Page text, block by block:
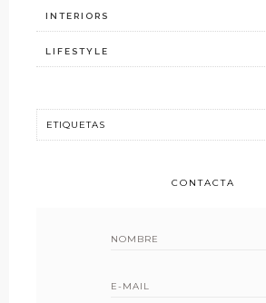
INTERIORS
LIFESTYLE
CONTACTA